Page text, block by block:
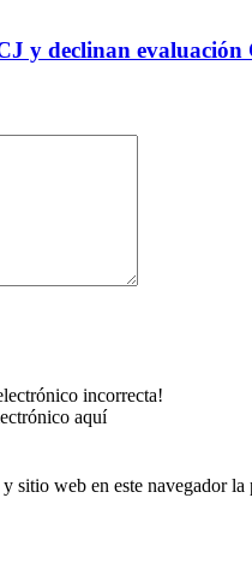
y declinan
incorrecta!
aquí
sitio web en este navegador la